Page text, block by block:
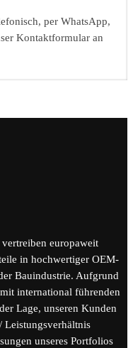
per WhatsApp,
Kontaktformular an
europaweit
in hochwertiger OEM-
Bauindustrie. Aufgrund
international führenden
Lage, unseren Kunden
Leistungsverhältnis
unseres Portfolios